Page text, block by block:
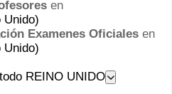
en
Unido)
Examenes Oficiales en
Unido)
REINO UNIDO